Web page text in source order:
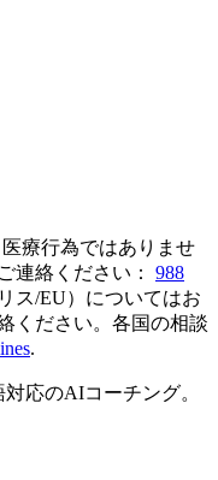
療行為ではありませ
連絡ください：
988
ス/EU）についてはお
ください。各国の相談
.
応のAIコーチング。